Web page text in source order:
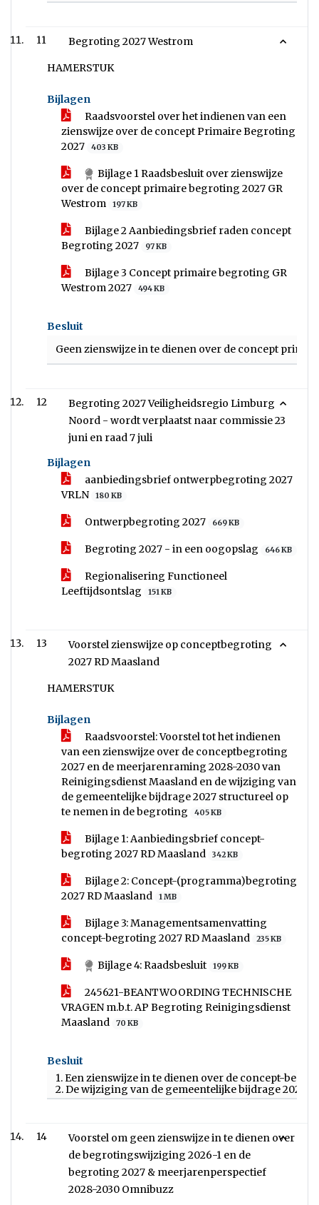
11 Begroting 2027 Westrom
HAMERSTUK
Bijlagen
Raadsvoorstel over het indienen van een
zienswijze over de concept Primaire Begroting
2027
403 KB
Bijlage 1 Raadsbesluit over zienswijze
over de concept primaire begroting 2027 GR
Westrom
197 KB
Bijlage 2 Aanbiedingsbrief raden concept
Begroting 2027
97 KB
Bijlage 3 Concept primaire begroting GR
Westrom 2027
494 KB
Besluit
Geen zienswijze in te dienen over de concept
12
Begroting 2027 Veiligheidsregio Limburg
Noord - wordt verplaatst naar commissie 23
juni en raad 7 juli
Bijlagen
aanbiedingsbrief ontwerpbegroting 2027
VRLN
180 KB
Ontwerpbegroting 2027 669 KB
Begroting 2027 - in een oogopslag 646 KB
Regionalisering Functioneel
Leeftijdsontslag
151 KB
13
Voorstel zienswijze op conceptbegroting
2027 RD Maasland
HAMERSTUK
Bijlagen
Raadsvoorstel: Voorstel tot het indienen
van een zienswijze over de conceptbegroting
2027 en de meerjarenraming 2028-2030 van
Reinigingsdienst Maasland en de wijziging van
de gemeentelijke bijdrage 2027 structureel op
te nemen in de begroting
405 KB
Bijlage 1: Aanbiedingsbrief concept-
begroting 2027 RD Maasland
342 KB
Bijlage 2: Concept-(programma)begroting
2027 RD Maasland
1 MB
Bijlage 3: Managementsamenvatting
concept-begroting 2027 RD Maasland
235 KB
Bijlage 4: Raadsbesluit 199 KB
245621-BEANTWOORDING TECHNISCHE
VRAGEN m.b.t. AP Begroting Reinigingsdienst
Maasland
70 KB
Besluit
1. Een zienswijze in te dienen over de concept-
2. De wijziging van de gemeentelijke bijdrage 2027
14
Voorstel om geen zienswijze in te dienen over
de begrotingswijziging 2026-1 en de
begroting 2027 & meerjarenperspectief
2028-2030 Omnibuzz